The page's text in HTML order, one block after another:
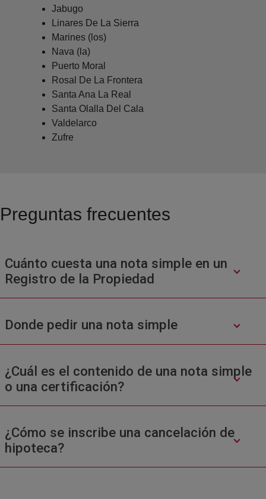
Jabugo
Linares De La Sierra
Marines (los)
Nava (la)
Puerto Moral
Rosal De La Frontera
Santa Ana La Real
Santa Olalla Del Cala
Valdelarco
Zufre
Preguntas frecuentes
Cuánto cuesta una nota simple en un
Registro de la Propiedad
Donde pedir una nota simple
¿Cuál es el contenido de una nota simple
o una certificación?
¿Cómo se inscribe una cancelación de
hipoteca?